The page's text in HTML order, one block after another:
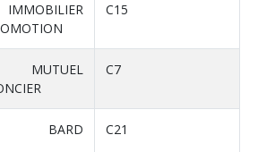
IMMOBILIER
C15
C7
BARD
C21